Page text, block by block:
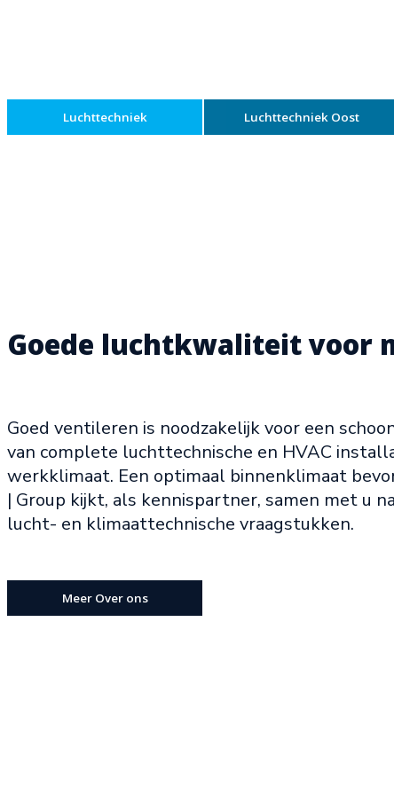
Luchttechniek Luchttechniek Oost
Goede luchtkwaliteit voor
Goed ventileren is noodzakelijk voor een
van complete luchttechnische en HVAC
werkklimaat. Een optimaal binnenklimaat
| Group kijkt, als kennispartner, samen met u
lucht- en klimaattechnische vraagstukken.
Meer Over ons